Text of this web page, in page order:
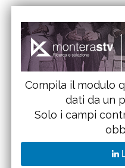
Compila il modulo
dati da un
Solo i campi